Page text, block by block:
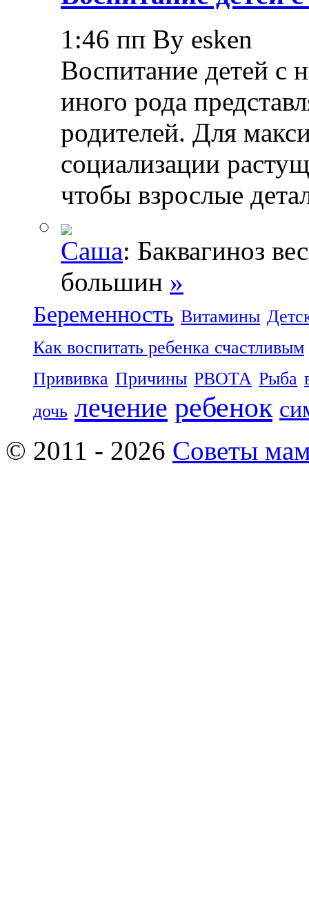
1:46 пп By esken
Воспитание детей с
иного рода
родителей. Для
социализации
чтобы взрослые
Саша: Баквагиноз
большин »
Беременность Витамины
Как воспитать ребенка счастливым
Прививка Причины РВОТА Рыба
дочь лечение ребенок
© 2011 - 2026 Советы